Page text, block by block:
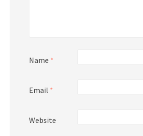
Name *
Email *
Website